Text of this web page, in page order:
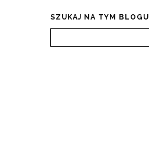
SZUKAJ NA TYM BLOGU